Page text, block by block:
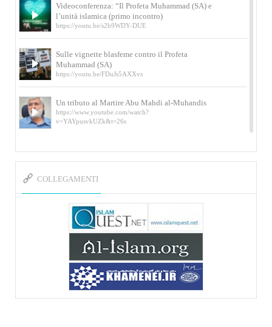
Videoconferenza: “Il Profeta Muhammad (SA) e
l’unità islamica (primo incontro)
https://youtu.be/s2b9WDY-DUE
Sulle vignette blasfeme contro il Profeta
Muhammad (SA)
https://youtu.be/FDuJs5AXXvs
Un tributo al Martire Abu Mahdi al-Muhandis
https://www.youtube.com/watch?
v=YAYpusvkUZk&t=26s
L’Abluzione rituale (wudu) secondo l’Imam Alì
e l’Imam Khomeini
della figlia di un martire
https://www.youtube.com/watch?
v=-5nPSxbf9l0&t=103s
Sheykh Abbas Di Palma sui martiri Qassem
Soleimani e Abu Mahdi Al-Muhandis
https://youtu.be/Y6SIP2PIht4 Video del discorso tenuto
dallo Sheykh Abbas Di Palma in ...
COLLEGAMENTI